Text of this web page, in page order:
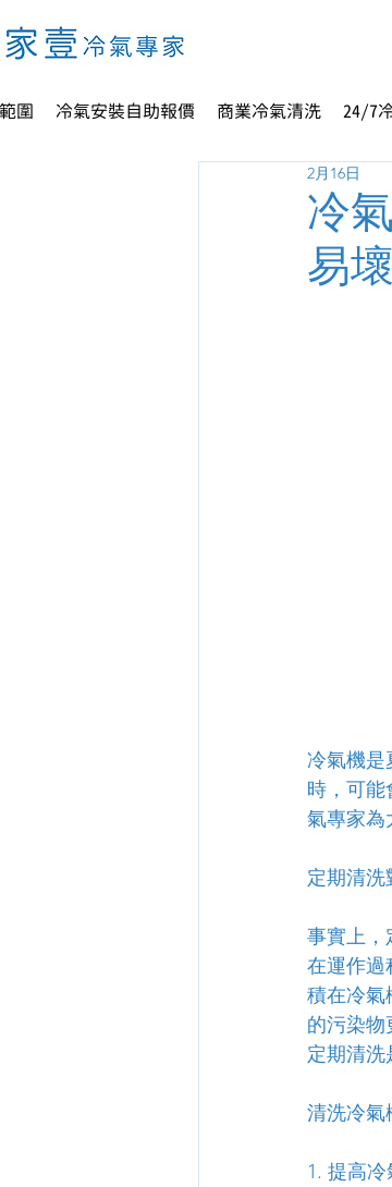
圍 冷氣安裝自助報價 商業冷氣清洗 24/7
冷
易
2月16日
冷氣機是
時，可能
氣專家為
定期清洗
事實上，
在運作過
積在冷氣
的污染物
定期清洗
清洗冷氣
1. 提高